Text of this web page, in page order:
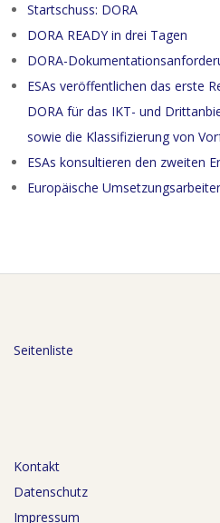
Startschuss: DORA
DORA READY in drei Tagen
DORA-
ESAs veröffentlichen das erste
DORA für das IKT- und
sowie die Klassifizierung von
ESAs konsultieren den zweiten
Europäische
Seitenliste
Kontakt
Datenschutz
Impressum